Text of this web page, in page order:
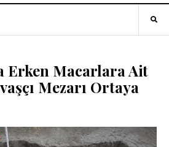
Erken Macarlara Ait
Mezarı Ortaya